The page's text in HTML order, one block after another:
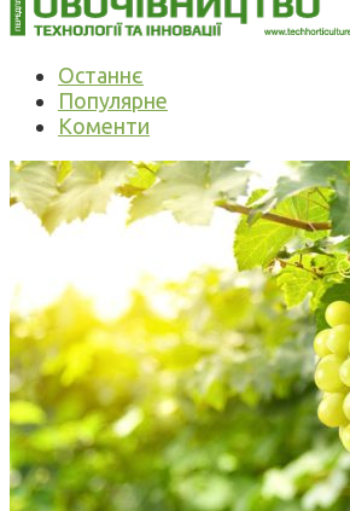
Останнє
Популярне
Коменти